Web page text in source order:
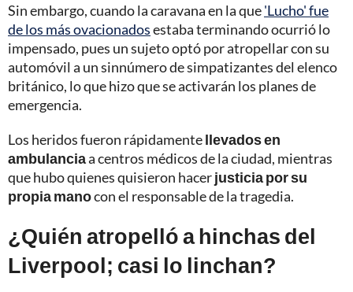
Sin embargo, cuando la caravana en la que'Lucho' fue
de los más ovacionadosestaba terminando ocurrió lo
impensado, pues un sujeto optó por atropellar con su
automóvil a un sinnúmero de simpatizantes del elenco
británico, lo que hizo que se activarán los planes de
emergencia.
Los heridos fueron rápidamentellevados en
ambulanciaa centros médicos de la ciudad, mientras
que hubo quienes quisieron hacerjusticia por su
propia manocon el responsable de la tragedia.
¿Quién atropelló a hinchas del
Liverpool; casi lo linchan?